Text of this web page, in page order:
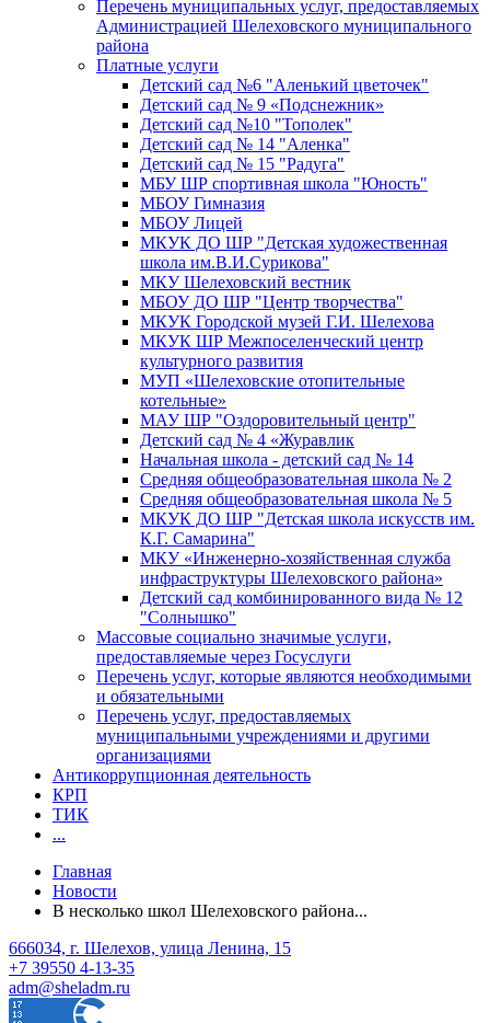
Перечень муниципальных услуг, предоставляемых
Администрацией Шелеховского муниципального
района
Платные услуги
Детский сад №6 "Аленький цветочек"
Детский сад № 9 «Подснежник»
Детский сад №10 "Тополек"
Детский сад № 14 "Аленка"
Детский сад № 15 "Радуга"
МБУ ШР спортивная школа "Юность"
МБОУ Гимназия
МБОУ Лицей
МКУК ДО ШР "Детская художественная
школа им.В.И.Сурикова"
МКУ Шелеховский вестник
МБОУ ДО ШР "Центр творчества"
МКУК Городской музей Г.И. Шелехова
МКУК ШР Межпоселенческий центр
культурного развития
МУП «Шелеховские отопительные
котельные»
МАУ ШР "Оздоровительный центр"
Детский сад № 4 «Журавлик
Начальная школа - детский сад № 14
Средняя общеобразовательная школа № 2
Средняя общеобразовательная школа № 5
МКУК ДО ШР "Детская школа искусств им.
К.Г. Самарина"
МКУ «Инженерно-хозяйственная служба
инфраструктуры Шелеховского района»
Детский сад комбинированного вида № 12
"Солнышко"
Массовые социально значимые услуги,
предоставляемые через Госуслуги
Перечень услуг, которые являются необходимыми
и обязательными
Перечень услуг, предоставляемых
муниципальными учреждениями и другими
организациями
Антикоррупционная деятельность
КРП
ТИК
...
Главная
Новости
В несколько школ Шелеховского района...
666034, г. Шелехов, улица Ленина, 15
+7 39550 4-13-35
adm@sheladm.ru